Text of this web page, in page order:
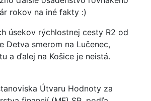
rokov na iné fakty :)
úsekov rýchlostnej cesty R2 od
Detva smerom na Lučenec,
a ďalej na Košice je neistá.
Útvaru Hodnoty za